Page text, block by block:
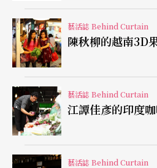
化的卡通動物、像骷髏的樂師
師象徵菲律賓人對傳統慶典的
荒涼的景觀寓示了菲律賓人離
拚的哀歌。
「家園」只能在可望而不可及
《殘破家園》批判力道更為強
藝活誌 Behind Curtain
陳秋柳的越南3D
藝活誌 Behind Curtain
江譚佳彥的印度
藝活誌 Behind Curtain